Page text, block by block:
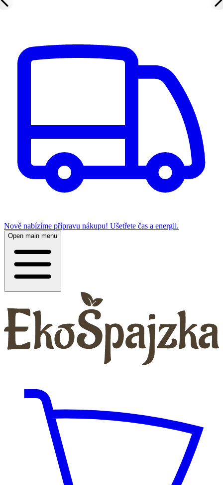
Nově nabízíme přípravu nákupu! Ušetřete čas a energii.
Open main menu